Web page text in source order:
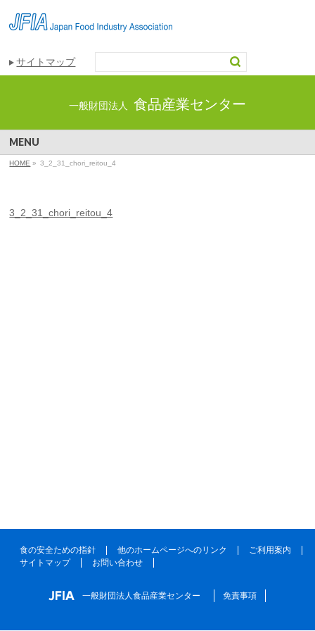
サイトマップ
一般財団法人 食品産業センター
MENU
HOME » 3_2_31_chori_reitou_4
3_2_31_chori_reitou_4
食の安全ための指針 他のホームページへのリンク
ご利用案内
サイトマップ
お問い合わせ
一般財団法人食品産業センター 免責事項